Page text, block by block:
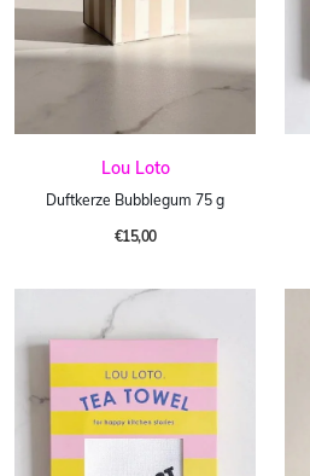
Lou Loto
Duftkerze Bubblegum 75 g
€15,00